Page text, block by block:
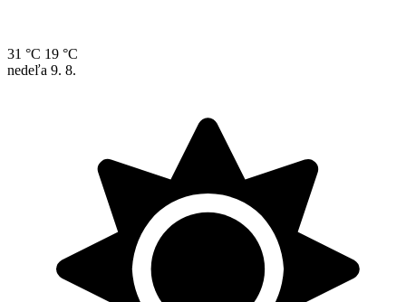
31 °C 19 °C
nedeľa 9. 8.